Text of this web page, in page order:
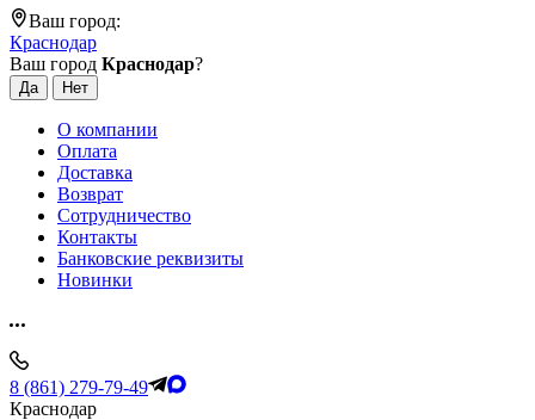
Ваш город:
Краснодар
Ваш город Краснодар?
О компании
Оплата
Доставка
Возврат
Сотрудничество
Контакты
Банковские реквизиты
Новинки
8 (861) 279-79-49
Краснодар